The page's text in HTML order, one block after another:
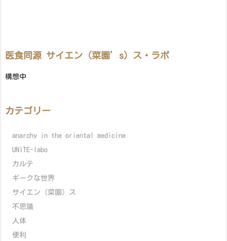
医食同源 サイエン（菜園’s）ス・ラボ
構想中
カテゴリー
anarchy in the oriental medicine
UNITE-labo
カルテ
ギークな世界
サイエン（菜園）ス
不思議
人体
便利